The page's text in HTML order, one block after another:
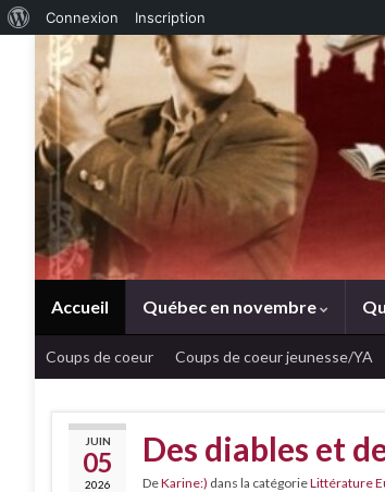
À propos de WordPress
Connexion Inscription
Accueil Québec en novembre
Coups de coeur Coups de coeur jeunesse/YA
JUIN
05
2026
Des diables et
DeKarine:) dans la catégorieLittérature